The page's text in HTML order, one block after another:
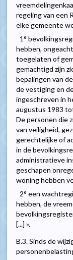
regeling van een
elke gemeente
1°
hebben,
toegelaten of
gemachtigd zijn
bepalingen van de
de vestiging en
ingeschreven in
augustus 1983
De personen die
van veiligheid,
gerechtelijke of
in de
administratieve
geschapen
woning hebben
2° een
hebben, de
[...] ».
B.3. Sinds de